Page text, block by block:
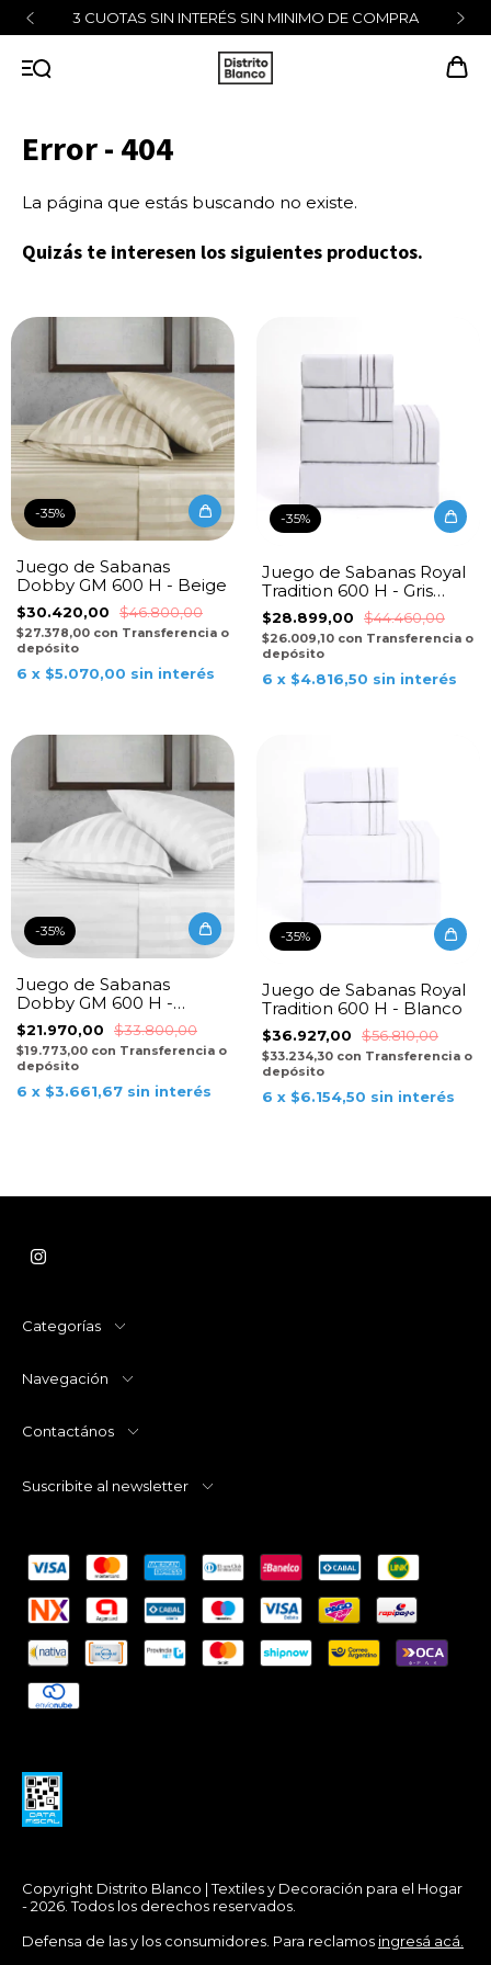
3 CUOTAS SIN INTERÉS SIN MINIMO DE COMPRA
Error - 404
La página que estás buscando no existe.
Quizás te interesen los siguientes productos.
-35%
Juego de Sabanas
Dobby GM 600 H - Beige
$30.420,00 $46.800,00
$27.378,00 con Transferencia o
depósito
6 x $5.070,00 sin interés
-35%
Juego de Sabanas Royal
Tradition 600 H - Gris
Claro
$28.899,00 $44.460,00
$26.009,10 con Transferencia o
depósito
6 x $4.816,50 sin interés
-35%
Juego de Sabanas
Dobby GM 600 H -
Blanco
$21.970,00 $33.800,00
$19.773,00 con Transferencia o
depósito
6 x $3.661,67 sin interés
-35%
Juego de Sabanas Royal
Tradition 600 H - Blanco
$36.927,00 $56.810,00
$33.234,30 con Transferencia o
depósito
6 x $6.154,50 sin interés
Categorías
Navegación
Contactános
Suscribite al newsletter
Copyright Distrito Blanco | Textiles y Decoración para el Hogar
- 2026. Todos los derechos reservados.
Defensa de las y los consumidores. Para reclamos ingresá acá.